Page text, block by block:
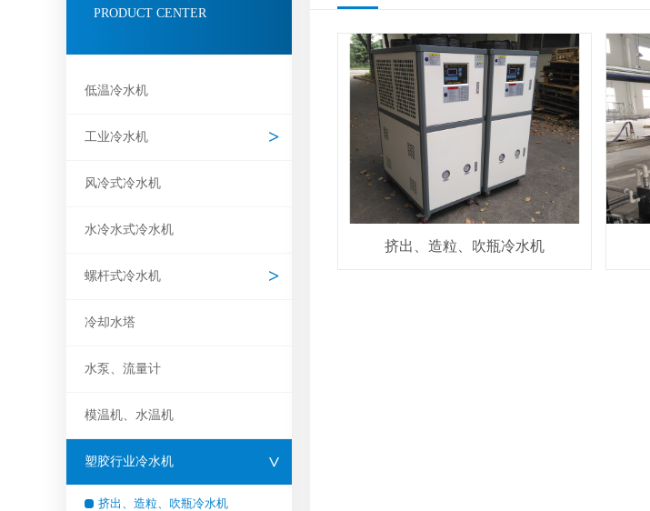
PRODUCT CENTER
低温冷水机
工业冷水机
风冷式冷水机
水冷水式冷水机
螺杆式冷水机
冷却水塔
水泵、流量计
模温机、水温机
塑胶行业冷水机
挤出、造粒、吹瓶冷水机
挤出、造粒、吹瓶冷水机